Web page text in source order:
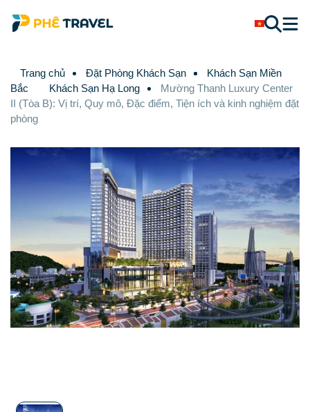
Trang chủ Đặt Phòng Khách Sạn
Khách Sạn Miền
Bắc
Khách Sạn Hạ Long
Mường Thanh Luxury Center
II (Tòa B): Vị trí, Quy mô, Đặc điểm, Tiện ích và kinh nghiệm đặt
phòng